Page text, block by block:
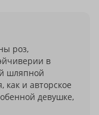
роз,
в
шляпной
как и авторское
девушке,